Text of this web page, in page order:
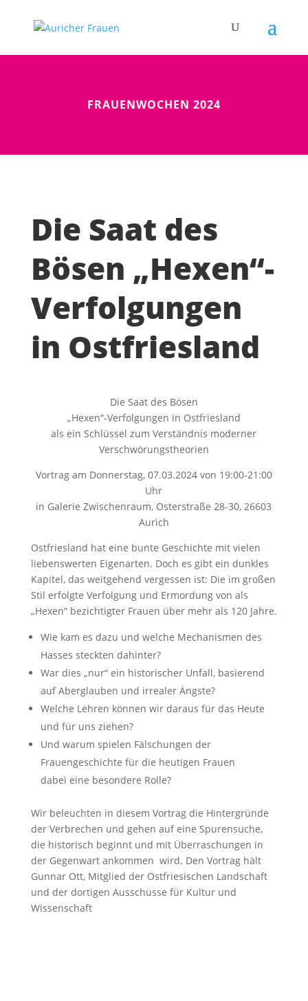
FRAUENWOCHEN 2024
Die Saat des
Bösen „Hexen“-
Verfolgungen
in Ostfriesland
Die Saat des Bösen
„Hexen“-Verfolgungen in Ostfriesland
als ein Schlüssel zum Verständnis moderner
Verschwörungstheorien
Vortrag am Donnerstag, 07.03.2024 von 19:00-21:00
Uhr
in Galerie Zwischenraum, Osterstraße 28-30, 26603
Aurich
Ostfriesland hat eine bunte Geschichte mit vielen
liebenswerten Eigenarten. Doch es gibt ein dunkles
Kapitel, das weitgehend vergessen ist: Die im großen
Stil erfolgte Verfolgung und Ermordung von als
„Hexen“ bezichtigter Frauen über mehr als 120 Jahre.
Wie kam es dazu und welche Mechanismen des
Hasses steckten dahinter?
War dies „nur“ ein historischer Unfall, basierend
auf Aberglauben und irrealer Ängste?
Welche Lehren können wir daraus für das Heute
und für uns ziehen?
Und warum spielen Fälschungen der
Frauengeschichte für die heutigen Frauen
dabei eine besondere Rolle?
Wir beleuchten in diesem Vortrag die Hintergründe
der Verbrechen und gehen auf eine Spurensuche,
die historisch beginnt und mit Überraschungen in
der Gegenwart ankommen wird. Den Vortrag hält
Gunnar Ott, Mitglied der Ostfriesischen Landschaft
und der dortigen Ausschüsse für Kultur und
Wissenschaft